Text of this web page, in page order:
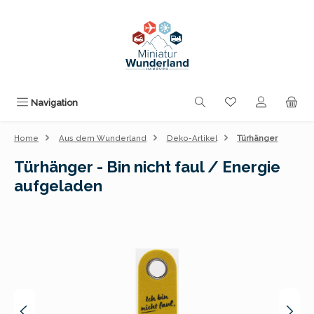
Navigation Du hast 0
Home Aus dem Wunderland Deko-Artikel Türhänger
Türhänger - Bin nicht faul / Energie
aufgeladen